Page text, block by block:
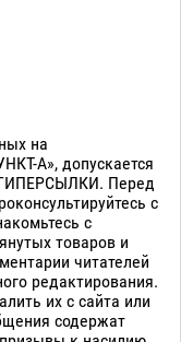
на
А», допускается
Перед
с
с
товаров и
читателей
редактирования.
их с сайта или
содержат